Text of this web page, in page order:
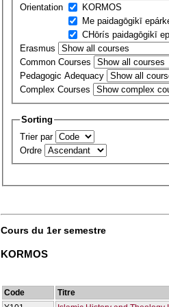
Orientation
KORMOS
Me paidagōgikī
CΗōrís paidagōgikī
Erasmus
Common Courses
Pedagogic Adequacy
Complex Courses
Sorting
Trier par
Ordre
Cours du 1er semestre
KORMOS
Code Titre